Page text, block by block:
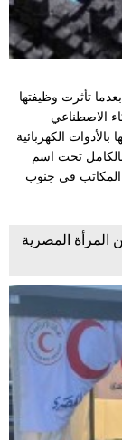
تأثرت وظيفتها
الاصطناعي
الكهربائية
تحت اسم
المكاتب في جنوب
المرأة المصرية